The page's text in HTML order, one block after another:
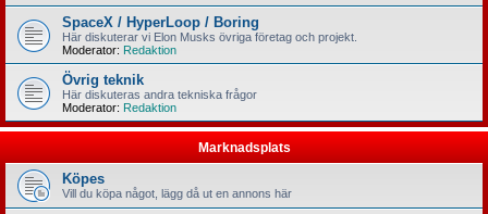
SpaceX / HyperLoop / Boring
Här diskuterar vi Elon Musks övriga företag och projekt.
Moderator: Redaktion
Övrig teknik
Här diskuteras andra tekniska frågor
Moderator: Redaktion
Marknadsplats
Köpes
Vill du köpa något, lägg då ut en annons här